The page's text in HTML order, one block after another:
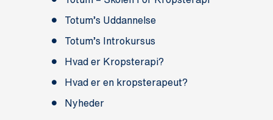
Totum’s Uddannelse
Totum’s Introkursus
Hvad er Kropsterapi?
Hvad er en kropsterapeut?
Nyheder